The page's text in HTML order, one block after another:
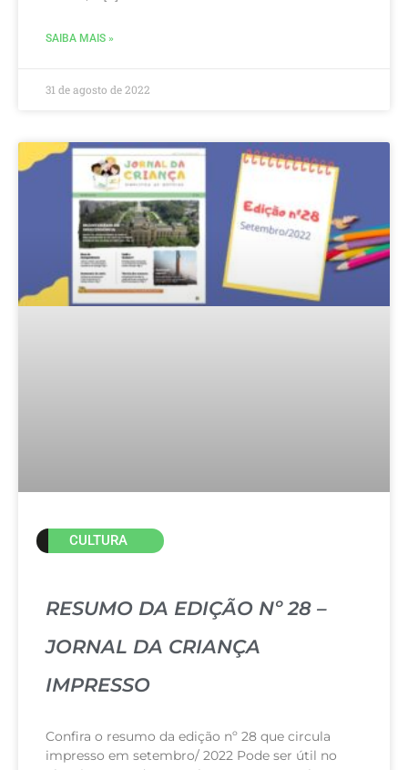
SAIBA MAIS »
31 de agosto de 2022
CULTURA
RESUMO DA EDIÇÃO Nº 28 –
JORNAL DA CRIANÇA
IMPRESSO
Confira o resumo da edição nº 28 que circula
impresso em setembro/ 2022 Pode ser útil no